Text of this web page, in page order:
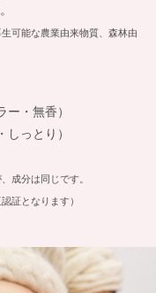
可能な農業由来物質、森林由
・無香）
っとり）
成分は同じです。
証となります）